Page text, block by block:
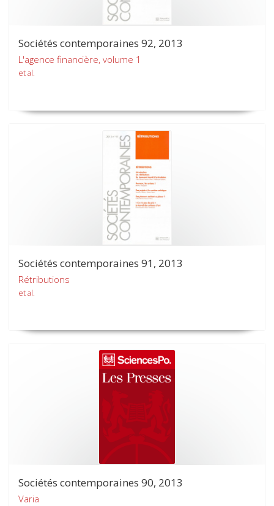
Sociétés contemporaines 92, 2013
L'agence financière, volume 1
et al.
Sociétés contemporaines 91, 2013
Rétributions
et al.
Sociétés contemporaines 90, 2013
Varia